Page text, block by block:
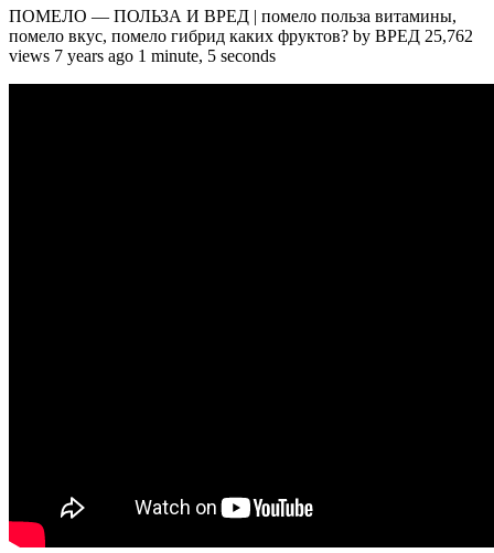
ПОМЕЛО — ПОЛЬЗА И ВРЕД | помело польза витамины,
помело вкус, помело гибрид каких фруктов? by ВРЕД 25,762
views 7 years ago 1 minute, 5 seconds